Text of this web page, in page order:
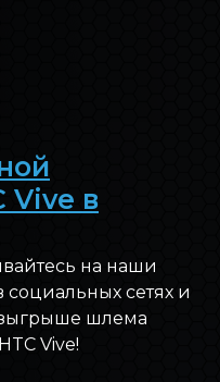
Vive в
на наши
сетях и
шлема
Vive!